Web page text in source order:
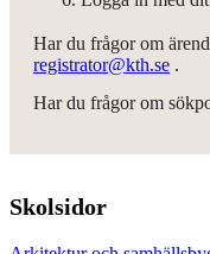
Har du frågor om
registrator@kth.se .
Har du frågor om
Skolsidor